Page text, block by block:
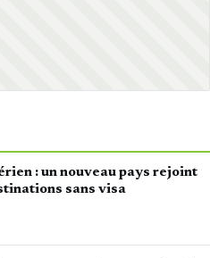
: un nouveau pays rejoint
sans visa